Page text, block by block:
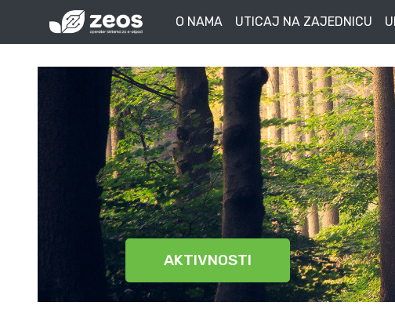
O NAMA UTICAJ NA ZAJEDNICU
AKTIVNOSTI